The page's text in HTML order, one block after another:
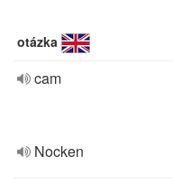
otázka
cam
Nocken